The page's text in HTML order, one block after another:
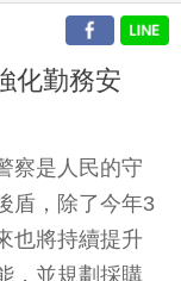
化勤務安
察是人民的守
盾，除了今年3
也將持續提升
，並規劃採購